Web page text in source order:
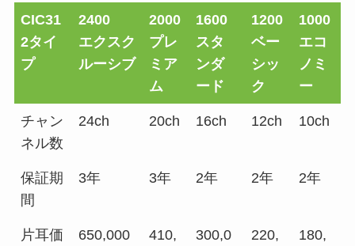
CIC31
2タイ
プ
2400
エクスク
ルーシブ
2000
プレ
ミア
ム
1600
スタ
ンダ
ード
1200
ベー
シッ
ク
1000
エコ
ノミ
ー
チャン
ネル数
24ch 20ch 16ch 12ch 10ch
保証期
間
3年 3年 2年 2年 2年
片耳価
650,000
410,
300,0
220,
180,